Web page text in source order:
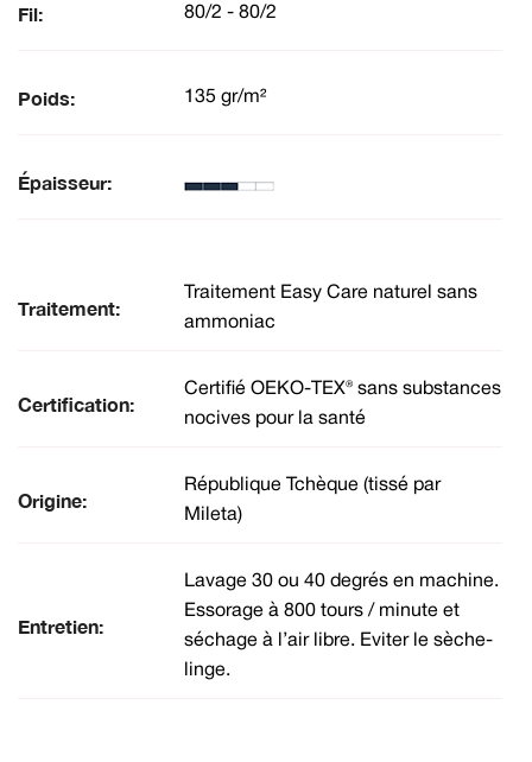
Fil: 80/2 - 80/2
Poids: 135 gr/m²
Épaisseur:
Traitement:
Traitement Easy Care naturel sans
ammoniac
Certification:
Certifié OEKO-TEX® sans substances
nocives pour la santé
Origine:
République Tchèque (tissé par
Mileta)
Entretien:
Lavage 30 ou 40 degrés en machine.
Essorage à 800 tours / minute et
séchage à l’air libre. Eviter le sèche-
linge.